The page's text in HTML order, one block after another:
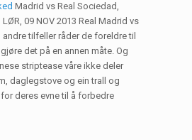
Madrid vs Real Sociedad,
09 NOV 2013 Real Madrid vs
tilfeller råder de foreldre til
det på en annen måte. Og
striptease våre ikke deler
daglegstove og ein trall og
deres evne til å forbedre